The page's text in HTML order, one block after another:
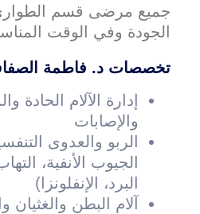
جميع مرضى قسم
الجودة وفي الوقت
تخصصات د. فاطمة
إدارة الآلام الحادة
والإصابات
الربو والعدوى
الجيوب الأنفية،
البرد، الإنفلونزا)
آلام البطن والغثيان